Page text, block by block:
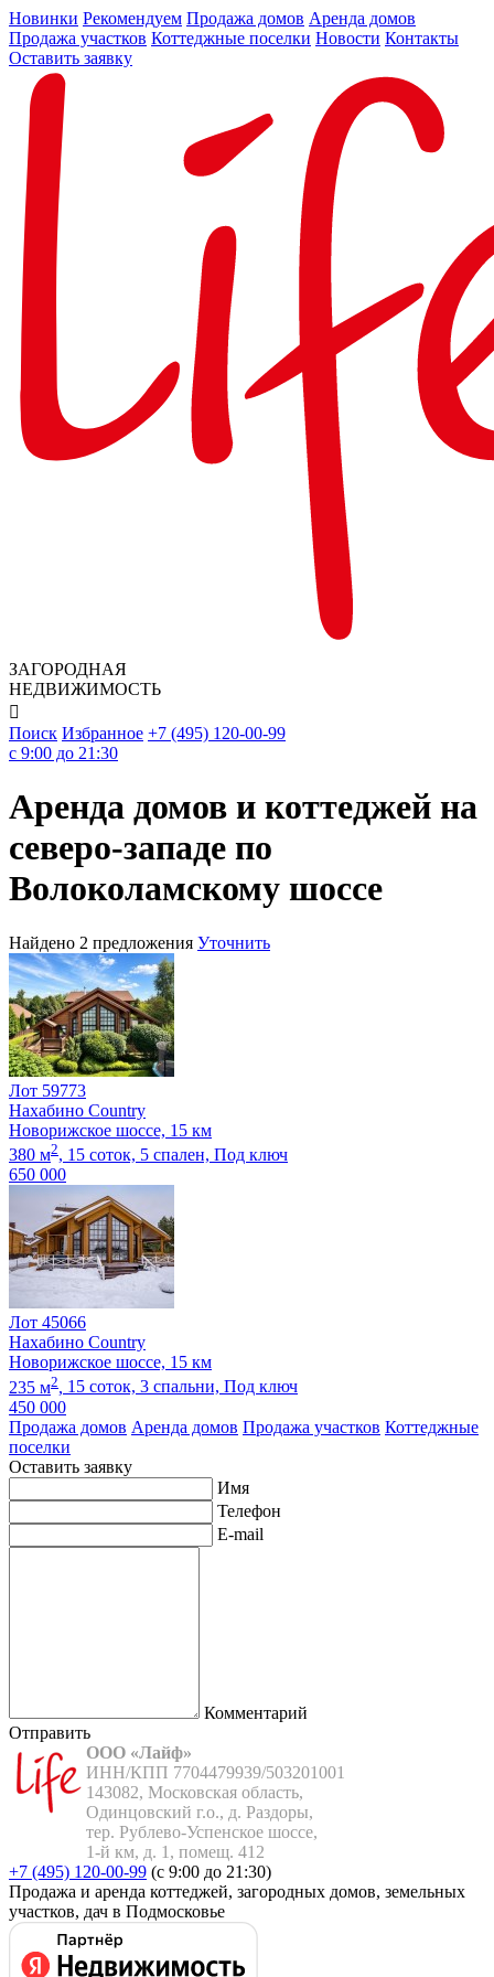
Новинки Рекомендуем Продажа домов Аренда домов
Продажа участков Коттеджные поселки Новости Контакты
Оставить заявку
ЗАГОРОДНАЯ
НЕДВИЖИМОСТЬ

Поиск Избранное +7 (495) 120-00-99
c 9:00 до 21:30
Аренда домов и коттеджей на
северо-западе по
Волоколамскому шоссе
Найдено 2 предложения Уточнить
Лот 59773
Нахабино Country
Новорижское шоссе, 15 км
380 м2, 15 соток, 5 спален, Под ключ
650 000
Лот 45066
Нахабино Country
Новорижское шоссе, 15 км
235 м2, 15 соток, 3 спальни, Под ключ
450 000
Продажа домов Аренда домов Продажа участков Коттеджные
поселки
Оставить заявку
Имя
Телефон
E-mail
Комментарий
Отправить
ООО «Лайф»
ИНН/КПП 7704479939/503201001
143082, Московская область,
Одинцовский г.о., д. Раздоры,
тер. Рублево-Успенское шоссе,
1-й км, д. 1, помещ. 412
+7 (495) 120-00-99 (с 9:00 до 21:30)
Продажа и аренда коттеджей, загородных домов, земельных
участков, дач в Подмосковье